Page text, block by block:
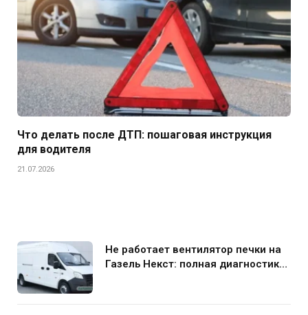
Что делать после ДТП: пошаговая инструкция
для водителя
21.07.2026
Не работает вентилятор печки на
Газель Некст: полная диагностика